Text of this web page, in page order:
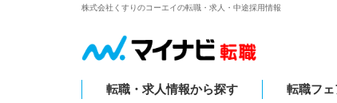
株式会社くすりのコーエイの転職・求人・中途採用情報
転職・求人情報から探す 転職フェ